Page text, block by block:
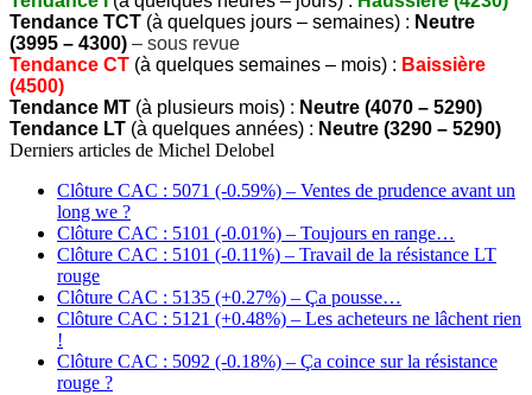
Tendance TCT (à quelques jours – semaines) : Neutre
(3995 – 4300) – sous revue
Tendance CT (à quelques semaines – mois) : Baissière
(4500)
Tendance MT (à plusieurs mois) : Neutre (4070 – 5290)
Tendance LT (à quelques années) : Neutre (3290 – 5290)
Derniers articles de Michel Delobel
Clôture CAC : 5071 (-0.59%) – Ventes de prudence avant un
long we ?
Clôture CAC : 5101 (-0.01%) – Toujours en range…
Clôture CAC : 5101 (-0.11%) – Travail de la résistance LT
rouge
Clôture CAC : 5135 (+0.27%) – Ça pousse…
Clôture CAC : 5121 (+0.48%) – Les acheteurs ne lâchent rien
!
Clôture CAC : 5092 (-0.18%) – Ça coince sur la résistance
rouge ?